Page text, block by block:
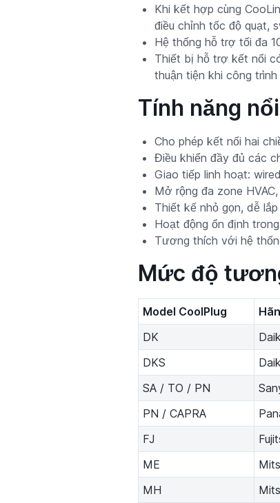
Khi kết hợp cùng
điều chỉnh tốc độ quạt,
Hệ thống hỗ trợ tối đa
Thiết bị hỗ trợ kết nối
thuận tiện khi công
Tính năng
Cho phép kết nối hai
Điều khiển đầy đủ các
Giao tiếp linh hoạt:
Mở rộng đa zone
Thiết kế nhỏ gọn, dễ
Hoạt động ổn định
Tương thích với hệ
Mức độ
Model CoolPlug
DK
DKS
SA / TO / PN
PN / CAPRA
FJ
ME
MH